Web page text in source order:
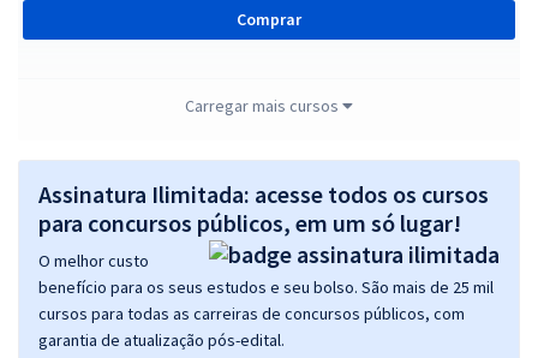
Comprar
Regulação de Serviços Públicos de Telecomunicações -
Especialidade: Geral
R$ 391,92à vista
ou 12x de R$32,66
Economize R$ 97,98 (-20%)
Comprar
Carregar mais cursos
Assinatura Ilimitada: acesse todos os cursos
para concursos públicos, em um só lugar!
O melhor custo
benefício para os seus estudos e seu bolso. São mais de 25 mil
cursos para todas as carreiras de concursos públicos, com
garantia de atualização pós-edital.